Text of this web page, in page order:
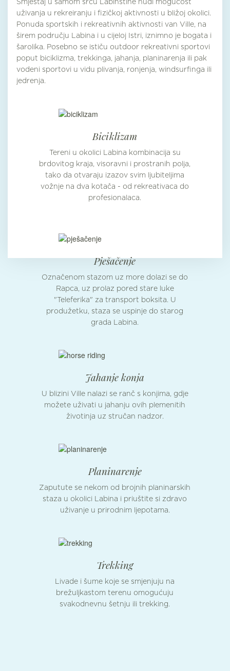
Smještaj u samom srcu Labinštine nudi mogućost
uživanja u rekreiranju i fizičkoj aktivnosti u bližoj okolici.
Ponuda sportskih i rekreativnih aktivnosti van Ville, na
širem području Labina i u cijeloj Istri, iznimno je bogata i
šarolika. Posebno se ističu outdoor rekreativni sportovi
poput biciklizma, trekkinga, jahanja, planinarenja ili pak
vodeni sportovi u vidu plivanja, ronjenja, windsurfinga ili
jedrenja.
Biciklizam
Tereni u okolici Labina kombinacija su
brdovitog kraja, visoravni i prostranih polja,
tako da otvaraju izazov svim ljubiteljima
vožnje na dva kotača - od rekreativaca do
profesionalaca.
Pješačenje
Označenom stazom uz more dolazi se do
Rapca, uz prolaz pored stare luke
"Teleferika" za transport boksita. U
produžetku, staza se uspinje do starog
grada Labina.
Jahanje konja
U blizini Ville nalazi se ranč s konjima, gdje
možete uživati u jahanju ovih plemenitih
životinja uz stručan nadzor.
Trekking
Livade i šume koje se smjenjuju na
brežuljkastom terenu omogućuju
svakodnevnu šetnju ili trekking.
Planinarenje
Zaputute se nekom od brojnih planinarskih
staza u okolici Labina i priuštite si zdravo
uživanje u prirodnim ljepotama.